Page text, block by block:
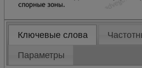
Ключевые слова
Параметры